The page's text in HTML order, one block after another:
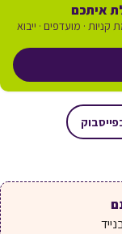
איתכם
· מועדפים · ייבוא